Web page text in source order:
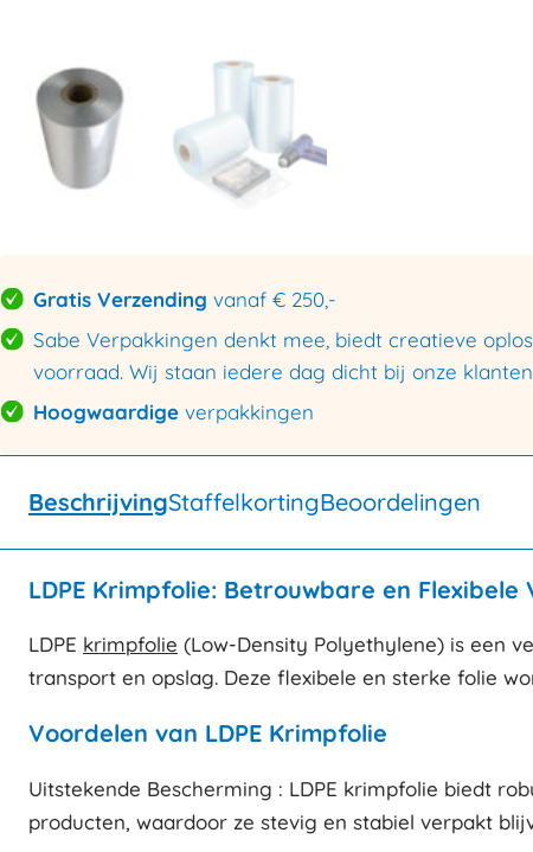
Gratis Verzending vanaf € 250,-
Sabe Verpakkingen denkt mee, biedt creatieve
voorraad. Wij staan iedere dag dicht bij onze
Hoogwaardige verpakkingen
BeschrijvingStaffelkortingBeoordelingen
LDPE Krimpfolie: Betrouwbare en
LDPE krimpfolie (Low-Density Polyethylene) is een
transport en opslag. Deze flexibele en sterke folie
Voordelen van LDPE Krimpfolie
Uitstekende Bescherming : LDPE krimpfolie biedt
producten, waardoor ze stevig en stabiel verpakt